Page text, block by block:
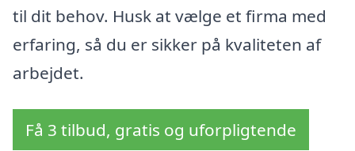
til dit behov. Husk at vælge et firma med
erfaring, så du er sikker på kvaliteten af
arbejdet.
Få 3 tilbud, gratis og uforpligtende